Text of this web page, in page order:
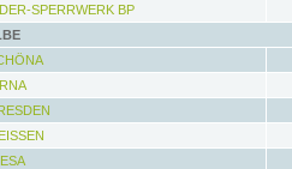
SPERRWERK BP